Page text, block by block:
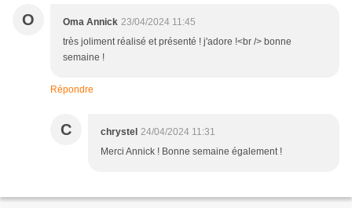
O Oma Annick 23/04/2024 11:45
très joliment réalisé et présenté ! j'adore !<br /> bonne
semaine !
Répondre
C chrystel 24/04/2024 11:31
Merci Annick ! Bonne semaine également !